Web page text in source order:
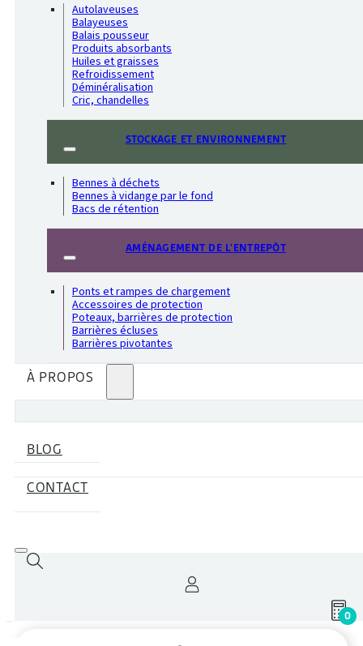
Autolaveuses
Balayeuses
Balais pousseur
Produits absorbants
Huiles et graisses
Refroidissement
Déminéralisation
Cric, chandelles
STOCKAGE ET ENVIRONNEMENT
Bennes à déchets
Bennes à vidange par le fond
Bacs de rétention
AMÉNAGEMENT DE L'ENTREPÔT
Ponts et rampes de chargement
Accessoires de protection
Poteaux, barrières de protection
Barrières écluses
Barrières pivotantes
À PROPOS
BLOG
CONTACT
0